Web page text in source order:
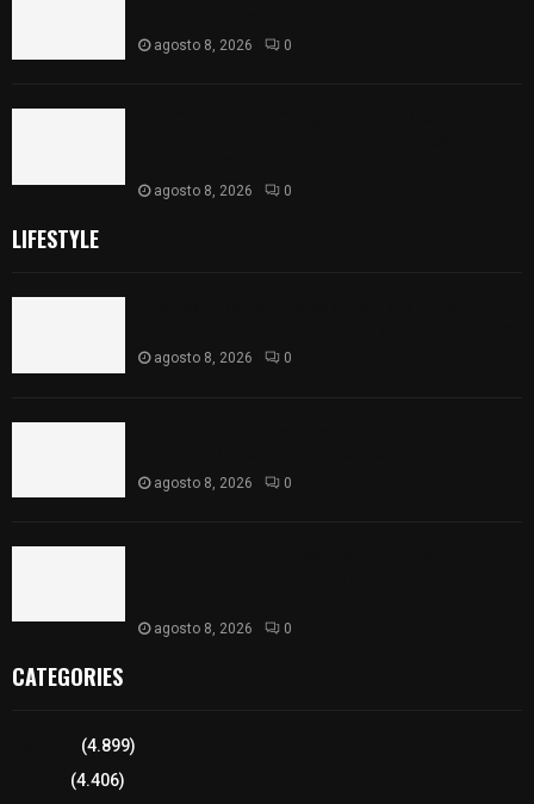
agosto 8, 2026 0
agosto 8, 2026 0
LIFESTYLE
agosto 8, 2026 0
agosto 8, 2026 0
agosto 8, 2026 0
CATEGORIES
(4.899)
(4.406)